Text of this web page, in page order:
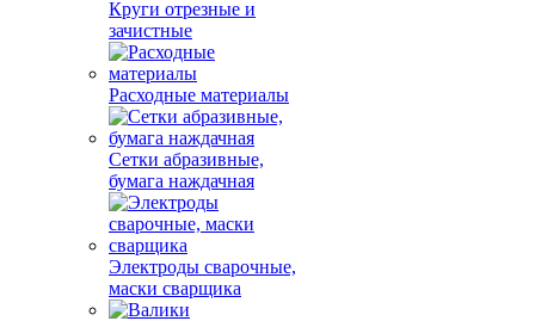
Круги отрезные и
зачистные
Расходные материалы
Сетки абразивные,
бумага наждачная
Электроды сварочные,
маски сварщика